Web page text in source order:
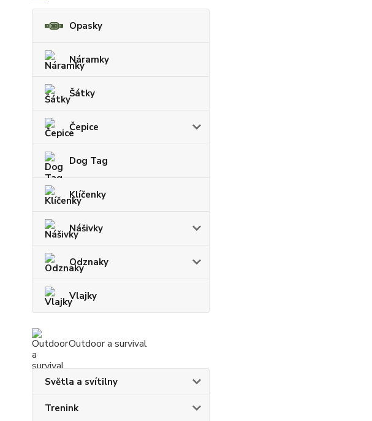
Opasky
Náramky
Šátky
Čepice
Dog Tag
Klíčenky
Nášivky
Odznaky
Vlajky
Outdoor a survival
Světla a svítilny
Trenink